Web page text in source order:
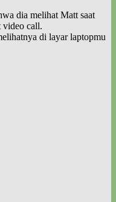
dia melihat Matt saat
video call.
di layar laptopmu